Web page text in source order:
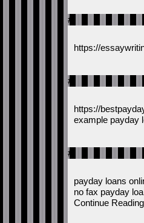
#
https://
#
https://
example payday
#
payday loans
no fax payday
Continue Reading